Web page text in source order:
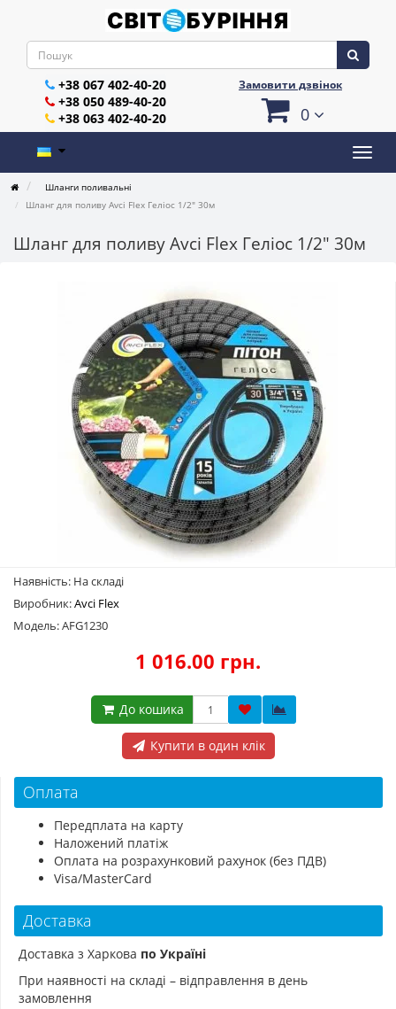
+38 067 402-40-20
+38 050 489-40-20
+38 063 402-40-20
Замовити дзвінок
0
Шланги поливальні
Шланг для поливу Avci Flex Геліос 1/2" 30м
Шланг для поливу Avci Flex Геліос 1/2" 30м
Наявність: На складі
Виробник:Avci Flex
Модель: AFG1230
1 016.00 грн.
До кошика
Купити в один клік
Оплата
Передплата на карту
Наложений платіж
Оплата на розрахунковий рахунок (без ПДВ)
Visa/MasterCard
Доставка
Доставка з Харкова по Україні
При наявності на складі – відправлення в день
замовлення